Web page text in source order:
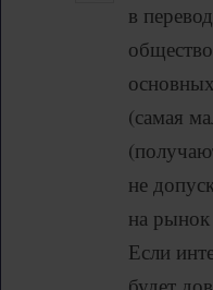
в
(самая
не
на
Если